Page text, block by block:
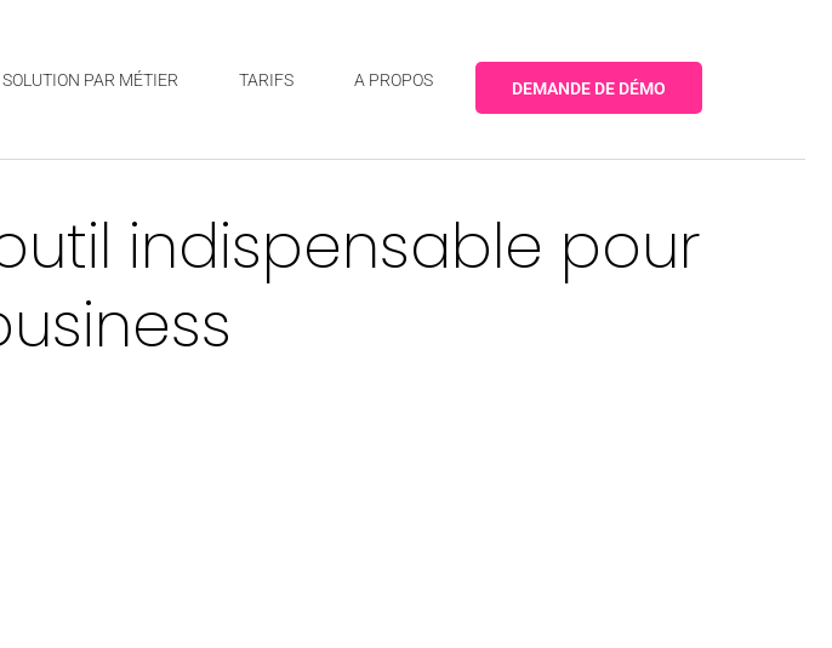
SOLUTION PAR MÉTIER TARIFS A PROPOS DEMANDE DE DÉMO
indispensable pour